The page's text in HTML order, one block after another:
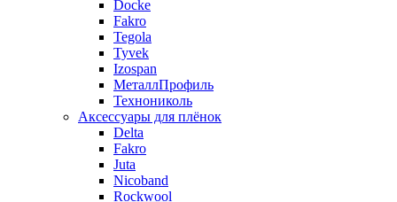
Docke
Fakro
Tegola
Tyvek
Izospan
МеталлПрофиль
Технониколь
Аксессуары для плёнок
Delta
Fakro
Juta
Nicoband
Rockwool